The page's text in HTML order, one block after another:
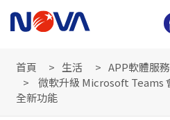
首頁 生活
APP軟體服務
微軟升級 Microsoft Teams
全新功能